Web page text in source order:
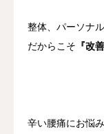
整体、パーソナ
だからこそ 『改
辛い腰痛にお悩